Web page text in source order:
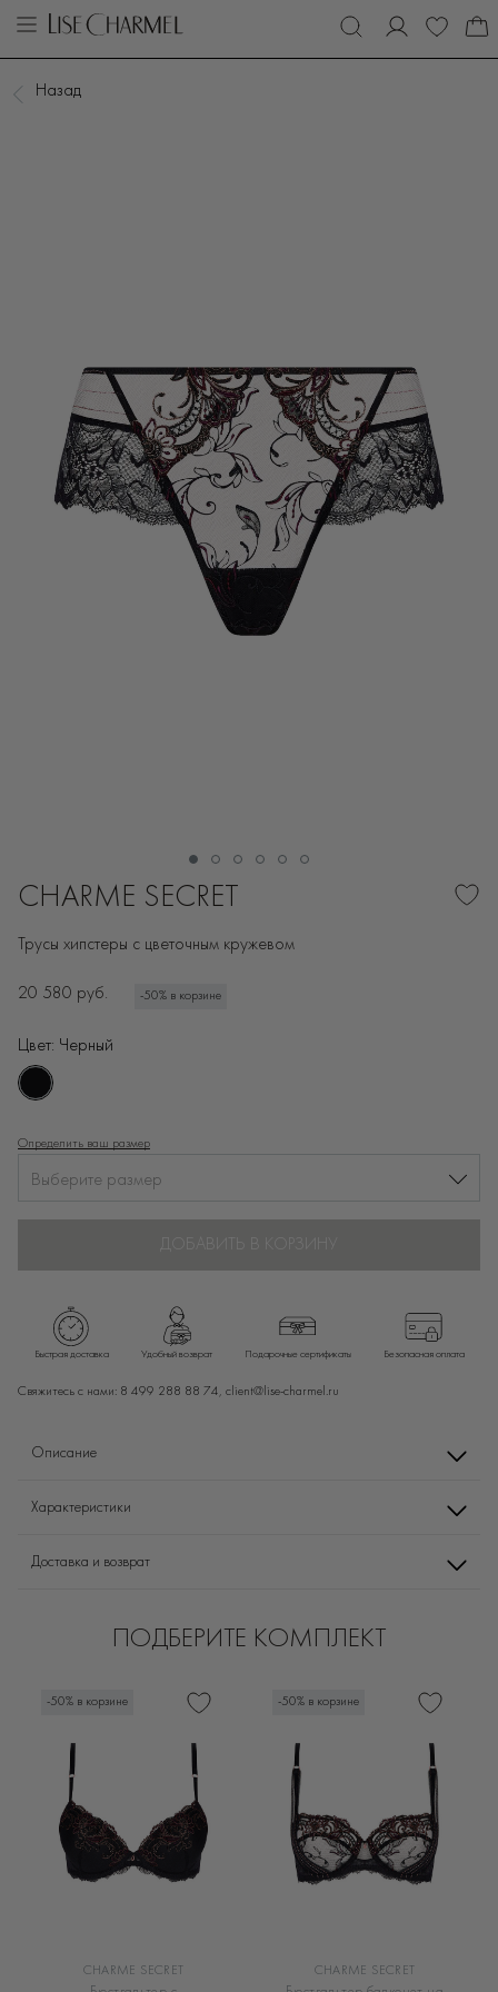
Назад
CHARME SECRET
Трусы хипстеры с цветочным кружевом
20 580 руб. -50% в корзине
Цвет: Черный
Определить ваш размер
Выберите размер
ДОБАВИТЬ В КОРЗИНУ
Быстрая доставка Удобный возврат Подарочные сертификаты Безопасная оплата
Свяжитесь с нами: 8 499 288 88 74, client@lise-charmel.ru
Описание
Характеристики
Доставка и возврат
ПОДБЕРИТЕ КОМПЛЕКТ
-50% в корзине
CHARME SECRET
-50% в корзине
CHARME SECRET